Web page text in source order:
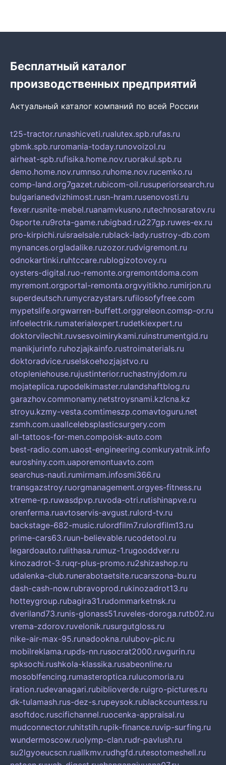
Бесплатный каталог
производственных предприятий
Актуальный каталог компаний по всей России
t25-tractor.runashicveti.rualutex.spb.rufas.ru
gbmk.spb.ruromania-today.runovoizol.ru
airheat-spb.rufisika.home.nov.ruorakul.spb.ru
demo.home.nov.rumnso.ruhome.nov.rucemko.ru
comp-land.org7gazet.rubicom-oil.rusuperiorsearch.ru
bulgarianedvizhimost.rusn-hram.rusenovosti.ru
fexer.rusnite-mebel.ruanamvkusno.rutechnosaratov.ru
0sporte.ru9rota-game.rubigbad.ru227gp.ruwes-ex.ru
pro-kirpichi.ruisraelsale.rublack-lady.rustroy-db.com
mynances.orgladalike.ruzozor.rudvigremont.ru
odnokartinki.ruhtccare.rublogizotovoy.ru
oysters-digital.ruo-remonte.orgremontdoma.com
myremont.orgportal-remonta.orgvyitikho.rumirjon.ru
superdeutsch.rumycrazystars.rufilosofyfree.com
mypetslife.orgwarren-buffett.orggreleon.comsp-or.ru
infoelectrik.rumaterialexpert.rudetkiexpert.ru
doktorvilechit.ruvsesvoimirykami.ruinstrumentgid.ru
manikjurinfo.ruhozjajkainfo.rustroimaterials.ru
doktoradvice.ruselskoehozjajstvo.ru
otopleniehouse.rujustinterior.ruchastnyjdom.ru
mojateplica.rupodelkimaster.rulandshaftblog.ru
garazhov.commonamy.netstroysnami.kzlcna.kz
stroyu.kzmy-vesta.comtimeszp.comavtoguru.net
zsmh.com.uaallcelebsplasticsurgery.com
all-tattoos-for-men.compoisk-auto.com
best-radio.com.uaost-engineering.comkuryatnik.info
euroshiny.com.uaporemontuavto.com
searchus-nauti.rumirmam.infosmi366.ru
transgazstroy.ruorgmanagement.orgyes-fitness.ru
xtreme-rp.ruwasdpvp.ruvoda-otri.rutishinapve.ru
orenferma.ruavtoservis-avgust.rulord-tv.ru
backstage-682-music.rulordfilm7.rulordfilm13.ru
prime-cars63.ruun-believable.rucodetool.ru
legardoauto.rulithasa.rumuz-1.rugooddver.ru
kinozadrot-3.ruqr-plus-promo.ru2shizashop.ru
udalenka-club.runerabotaetsite.rucarszona-bu.ru
dash-cash-now.rubravoprod.rukinozadrot13.ru
hotteygroup.rubagira31.rudommarketnsk.ru
dveriland73.runis-glonass51.ruveles-doroga.rutb02.ru
vrema-zdorov.ruvelonik.rusurgutgloss.ru
nike-air-max-95.runadookna.rulubov-pic.ru
mobilreklama.rupds-nn.rusocrat2000.ruvgurin.ru
spksochi.rushkola-klassika.rusabeonline.ru
mosoblfencing.rumasteroptica.rulucomoria.ru
iration.rudevanagari.rubiblioverde.ruigro-pictures.ru
dk-tulamash.rus-dez-s.rupeysok.rublackcountess.ru
asoftdoc.ruscifichannel.ruocenka-appraisal.ru
mudconnector.ruhitstih.rupik-finance.ruvip-surfing.ru
wundermoscow.ruolymp-clan.rudr-pavlush.ru
su2lgyoeucscn.ruallkmv.rudhgfd.rutesotomeshell.ru